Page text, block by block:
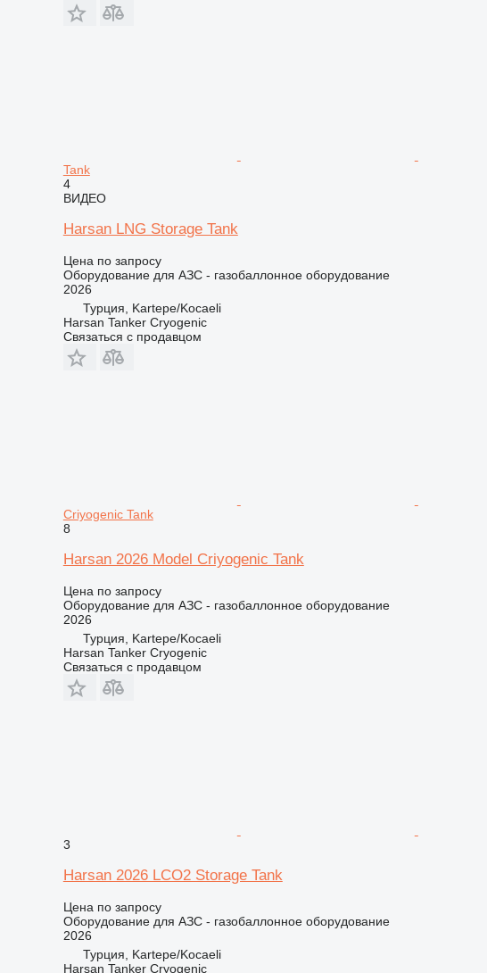
Tank
4
ВИДЕО
Harsan LNG Storage Tank
Цена по запросу
Оборудование для АЗС - газобаллонное оборудование
2026
Турция, Kartepe/Kocaeli
Harsan Tanker Cryogenic
Связаться с продавцом
Criyogenic Tank
8
Harsan 2026 Model Criyogenic Tank
Цена по запросу
Оборудование для АЗС - газобаллонное оборудование
2026
Турция, Kartepe/Kocaeli
Harsan Tanker Cryogenic
Связаться с продавцом
3
Harsan 2026 LCO2 Storage Tank
Цена по запросу
Оборудование для АЗС - газобаллонное оборудование
2026
Турция, Kartepe/Kocaeli
Harsan Tanker Cryogenic